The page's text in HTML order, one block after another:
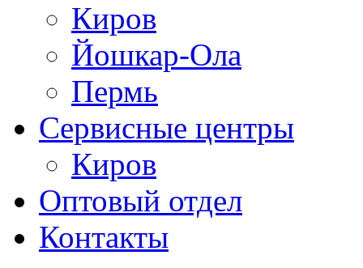
Киров
Йошкар-Ола
Пермь
Сервисные центры
Киров
Оптовый отдел
Контакты